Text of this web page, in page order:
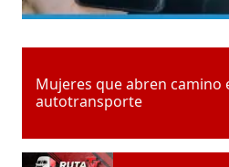
Mujeres que abren camino
autotransporte